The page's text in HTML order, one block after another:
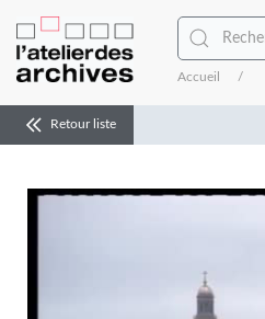
Accueil
Retour liste